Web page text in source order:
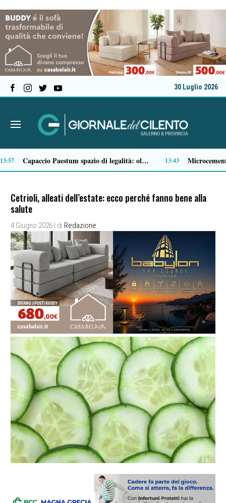
30 Luglio 2026
No di RFI al ripristino del facchinaggio alla stazione di Sapri, PSI: «La battaglia continua» 11:36
Cetrioli, alleati dell’estate: ecco perché fanno bene alla
salute
4 Giugno 2026 | di Redazione